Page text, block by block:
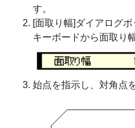
す。
[面取り幅]ダイアログボ
キーボードから面取り
始点を指示し、対角点